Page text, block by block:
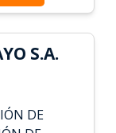
S.A.
DE